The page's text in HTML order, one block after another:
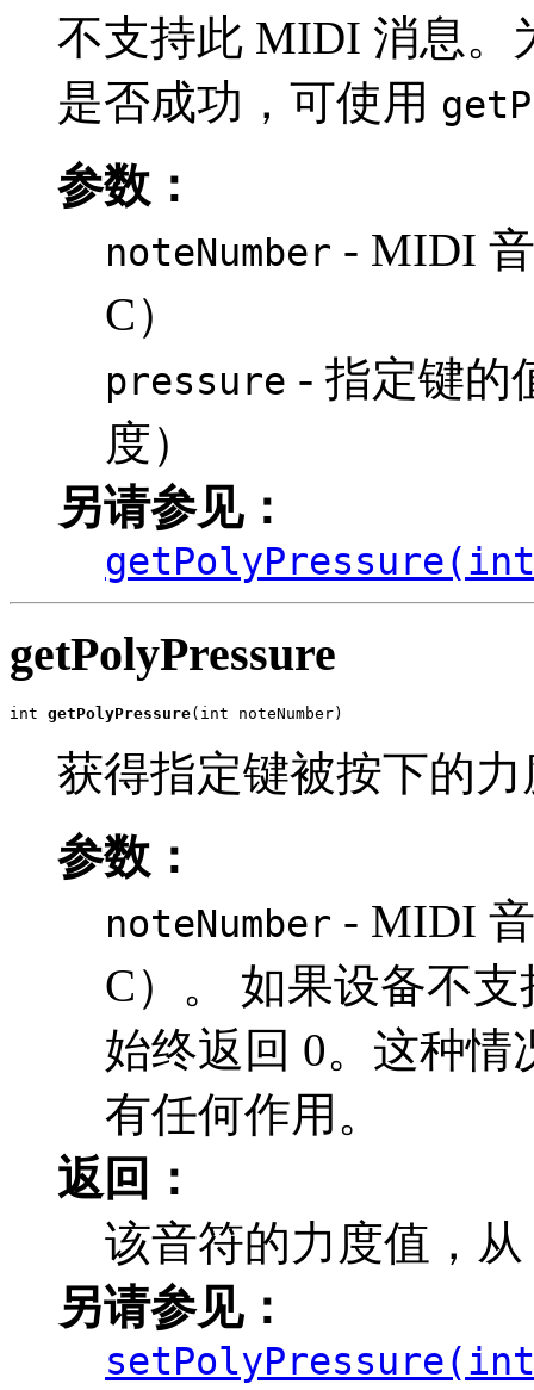
不支持此 MIDI 消息。
是否成功，可使用
参数：
noteNumber - MIDI
C）
pressure - 指定键的
度）
另请参见：
getPolyPressure
int getPolyPressure(int noteNumber)
获得指定键被按下的力
参数：
noteNumber - MIDI
C）。 如果设备不支
始终返回 0。这种
有任何作用。
返回：
该音符的力度值，
另请参见：